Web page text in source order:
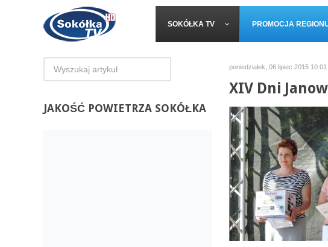
SOKÓŁKA TV PROMOCJA
poniedziałek, 06 lipiec 2015 10:01
XIV Dni
JAKOŚĆ POWIETRZA SOKÓŁKA